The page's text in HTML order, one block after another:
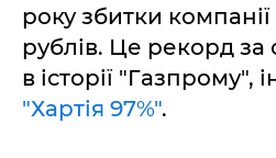
року збитки
рублів. Це рекорд за
в історії "Газпрому",
"Хартія 97%".